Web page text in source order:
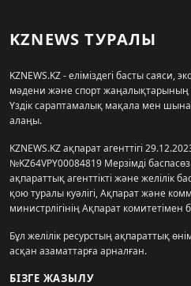
KZNEWS ТУРАЛЫ
KZNEWS.KZ - еліміздегі басты саяси,
мәдени және спорт жаңалықтарының
Үздік сараптамалық мақала мен
алаңы.
KZNEWS.KZ ақпарат агенттігі
№KZ64VPY00084819 Мерзімді
ақпараттық агенттікті және желілік
қою туралы куәлігі, Ақпарат және
министрлігінің Ақпарат комитетімен
Бұл желілік ресурстың ақпараттық
асқан азаматтарға арналған.
БІЗГЕ ЖАЗЫЛУ